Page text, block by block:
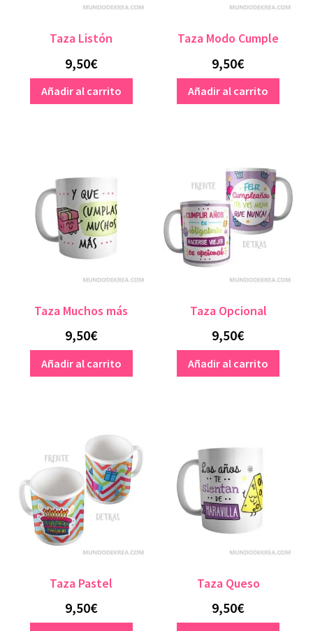
Taza Listón
9,50€
Añadir al carrito
Taza Modo Cumple
9,50€
Añadir al carrito
Taza Muchos más
9,50€
Añadir al carrito
Taza Opcional
9,50€
Añadir al carrito
Taza Pastel
9,50€
Taza Queso
9,50€